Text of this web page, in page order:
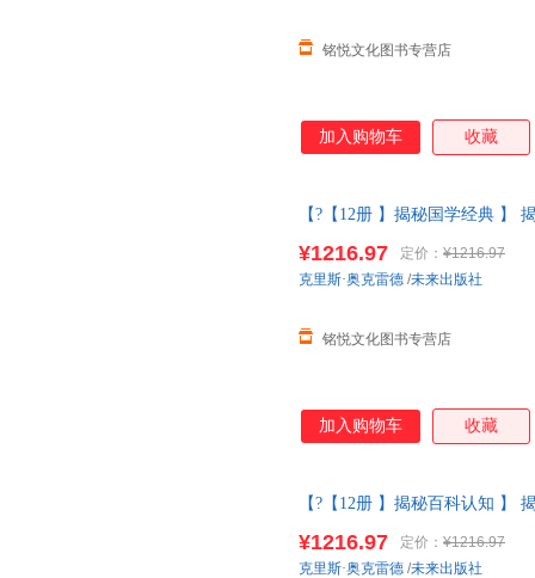
铭悦文化图书专营店
加入购物车 收藏
【?【12册 】揭秘国学经典 】
¥1216.97 定价： ¥1216.97
铭悦文化图书专营店
克里斯·奥克雷德 /未来出版社
加入购物车 收藏
【?【12册 】揭秘百科认知 】
¥1216.97 定价： ¥1216.97
克里斯·奥克雷德 /未来出版社